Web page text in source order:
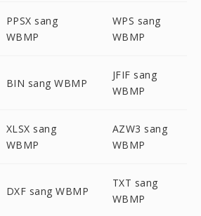
PPSX sang
WBMP
WPS sang
WBMP
BIN sang WBMP
JFIF sang
WBMP
XLSX sang
WBMP
AZW3 sang
WBMP
DXF sang WBMP
TXT sang
WBMP